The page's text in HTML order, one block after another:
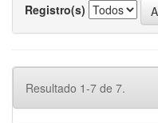
Registro(s)
Resultado 1-7 de 7.